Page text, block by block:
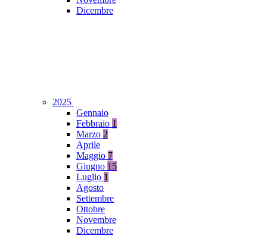
Dicembre
2025
Gennaio
Febbraio 1
Marzo 2
Aprile
Maggio 7
Giugno 15
Luglio 1
Agosto
Settembre
Ottobre
Novembre
Dicembre